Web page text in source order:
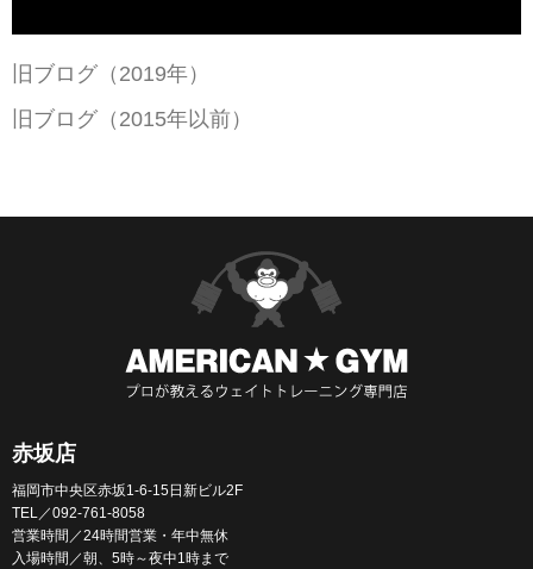
旧ブログ（2019年）
旧ブログ（2015年以前）
赤坂店
福岡市中央区赤坂1-6-15日新ビル2F
TEL／092-761-8058
営業時間／24時間営業・年中無休
入場時間／朝、5時～夜中1時まで